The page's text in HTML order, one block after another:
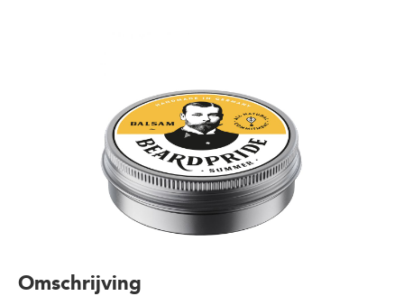
Omschrijving